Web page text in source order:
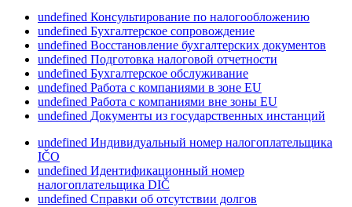
undefined Консультирование по налогообложению
undefined Бухгалтерское сопровождение
undefined Восстановление бухгалтерских документов
undefined Подготовка налоговой отчетности
undefined Бухгалтерское обслуживание
undefined Работа с компаниями в зоне ЕU
undefined Работа с компаниями вне зоны EU
undefined Документы из государственных инстанций
undefined Индивидуальный номер налогоплательщика
IČO
undefined Идентификационный номер
налогоплательщика DIČ
undefined Справки об отсутствии долгов